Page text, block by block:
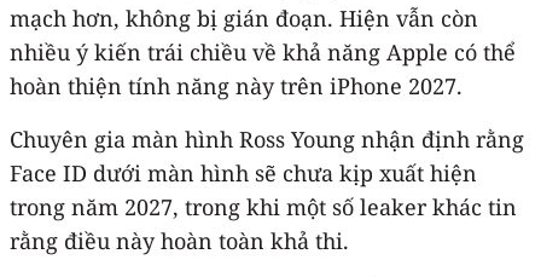
mạch hơn, không bị gián đoạn. Hiện vẫn còn
nhiều ý kiến trái chiều về khả năng Apple có thể
hoàn thiện tính năng này trên ‌iPhone‌ 2027.
Chuyên gia màn hình Ross Young nhận định rằng
‌Face ID‌ dưới màn hình sẽ chưa kịp xuất hiện
trong năm 2027, trong khi một số leaker khác tin
rằng điều này hoàn toàn khả thi.